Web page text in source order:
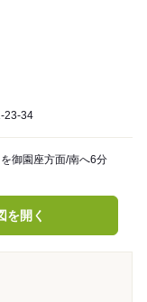
23-34
御園座方面/南へ6分
を開く